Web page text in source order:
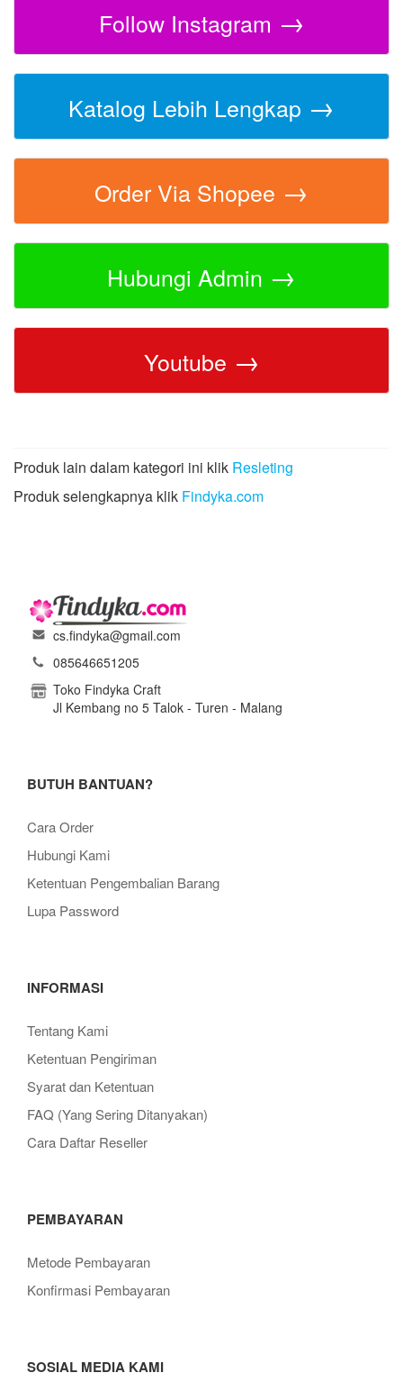
Follow Instagram →
Katalog Lebih Lengkap →
Order Via Shopee →
Hubungi Admin →
Youtube →
Produk lain dalam kategori ini klik Resleting
Produk selengkapnya klik Findyka.com
cs.findyka@gmail.com
085646651205
Toko Findyka Craft
Jl Kembang no 5 Talok - Turen - Malang
BUTUH BANTUAN?
Cara Order
Hubungi Kami
Ketentuan Pengembalian Barang
Lupa Password
INFORMASI
Tentang Kami
Ketentuan Pengiriman
Syarat dan Ketentuan
FAQ (Yang Sering Ditanyakan)
Cara Daftar Reseller
PEMBAYARAN
Metode Pembayaran
Konfirmasi Pembayaran
SOSIAL MEDIA KAMI